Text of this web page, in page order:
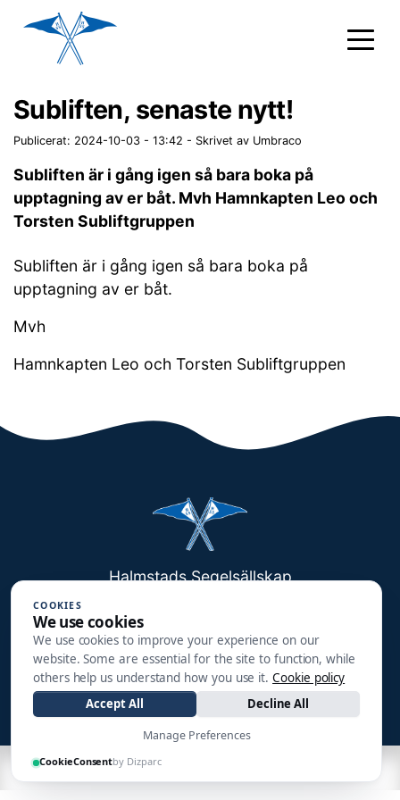
Subliften, senaste nytt!
Publicerat: 2024-10-03 - 13:42 - Skrivet av Umbraco
Subliften är i gång igen så bara boka på
upptagning av er båt. Mvh Hamnkapten Leo och
Torsten Subliftgruppen
Subliften är i gång igen så bara boka på
upptagning av er båt.
Mvh
Hamnkapten Leo och Torsten Subliftgruppen
Halmstads Segelsällskap
302 90 HALMSTAD
info@hss1910.se
+46 760 268 795
COOKIES
We use cookies
We use cookies to improve your experience on our
website. Some are essential for the site to function, while
others help us understand how you use it. Cookie policy
Accept All
Decline All
Manage Preferences
CookieConsentby Dizparc